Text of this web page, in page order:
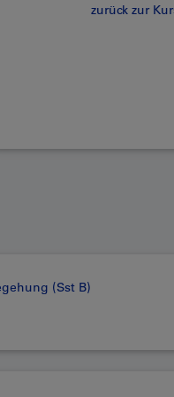
zurück zur
(Sst B)